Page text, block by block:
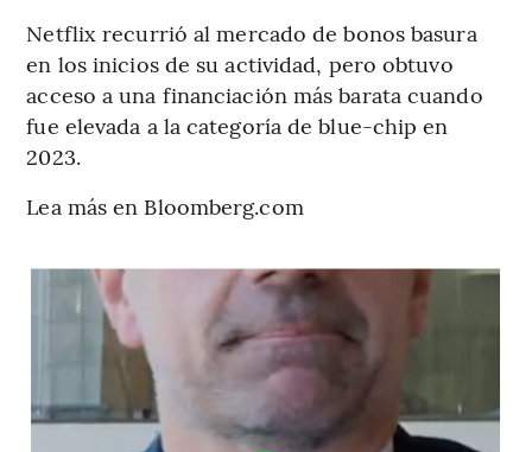
Netflix recurrió al mercado de bonos basura
en los inicios de su actividad, pero obtuvo
acceso a una financiación más barata cuando
fue elevada a la categoría de blue-chip en
2023.
Lea más en Bloomberg.com